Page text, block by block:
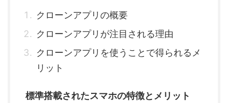
クローンアプリの概要
クローンアプリが注目される理由
クローンアプリを使うことで得られるメ
リット
標準搭載されたスマホの特徴とメリット